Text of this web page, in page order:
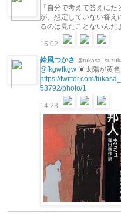
「自分で考えて答えに
が、想定していない答え
るのは見たことないんだ
15:02
鈴風つかさ
@fkgwfkgw ☀太陽が黄
https://twitter.com/
53792/photo/1
14:23